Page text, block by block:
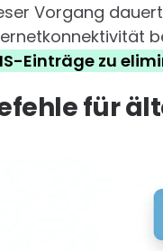
Vorgang
Einträge zu
für